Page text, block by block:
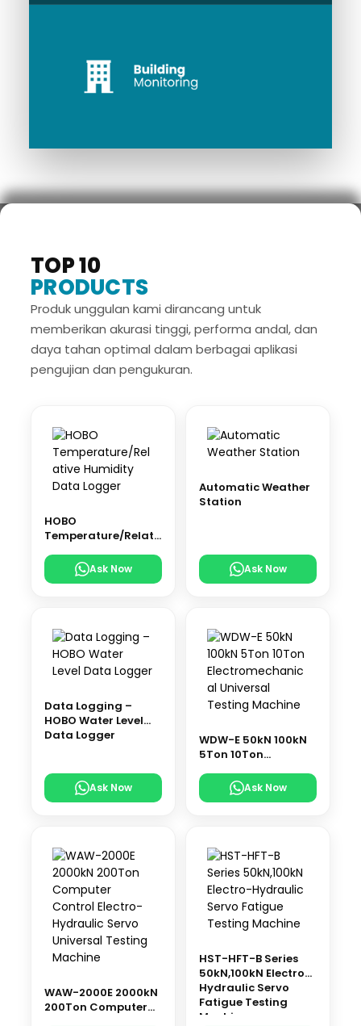
TOP 10
PRODUCTS
Produk unggulan kami dirancang untuk
memberikan akurasi tinggi, performa andal, dan
daya tahan optimal dalam berbagai aplikasi
pengujian dan pengukuran.
HOBO
Temperature/Relati
Logger Ask Now
Automatic Weather
Station
Ask Now
Data Logging –
HOBO Water Level
Data Logger
Ask Now
WDW-E 50kN 100kN
5Ton 10Ton
Universal Testing
Machine
Ask Now
WAW-2000E 2000kN
200Ton Computer
HST-HFT-B Series
50kN,100kN Electro-
Hydraulic Servo
Fatigue Testing
Machine